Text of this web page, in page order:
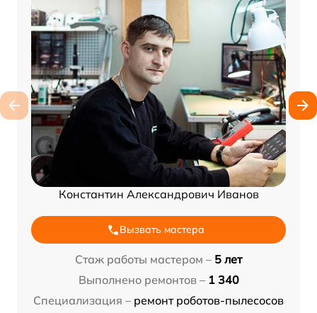
Константин Александрович Иванов
Вызвать мастера
Стаж работы мастером – 5 лет
Выполнено ремонтов – 1 340
Специализация – ремонт роботов-пылесосов